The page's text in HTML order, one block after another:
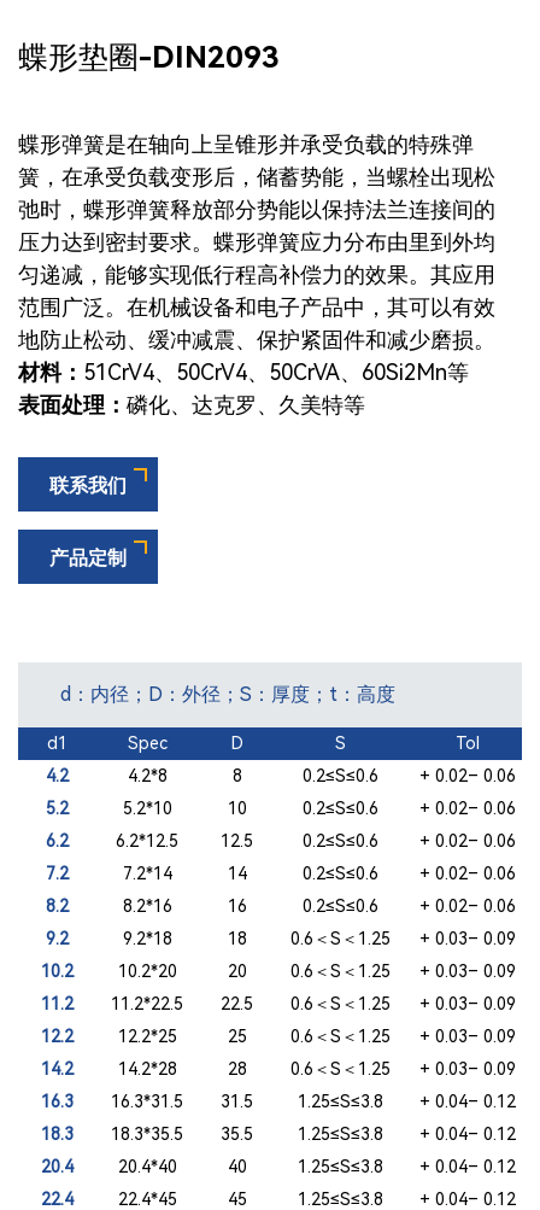
蝶形垫圈-DIN2093
蝶形弹簧是在轴向上呈锥形并承受负载的特殊弹
簧，在承受负载变形后，储蓄势能，当螺栓出现松
弛时，蝶形弹簧释放部分势能以保持法兰连接间的
压力达到密封要求。蝶形弹簧应力分布由里到外均
匀递减，能够实现低行程高补偿力的效果。其应用
范围广泛。在机械设备和电子产品中，其可以有效
地防止松动、缓冲减震、保护紧固件和减少磨损。
材料： 51CrV4、50CrV4、50CrVA、60Si2Mn等
表面处理： 磷化、达克罗、久美特等
联系我们
产品定制
d：内径；D：外径；S：厚度；t：高度
d1 Spec D S
Tol
4.2
4.2*8 8 0.2≤S≤0.6
+ 0.02– 0.06
5.2
5.2*10 10 0.2≤S≤0.6
+ 0.02– 0.06
6.2
6.2*12.5 12.5 0.2≤S≤0.6
+ 0.02– 0.06
7.2
7.2*14 14 0.2≤S≤0.6
+ 0.02– 0.06
8.2
8.2*16 16 0.2≤S≤0.6
+ 0.02– 0.06
9.2
9.2*18 18 0.6＜S＜1.25
+ 0.03– 0.09
10.2
10.2*20 20 0.6＜S＜1.25
+ 0.03– 0.09
11.2
11.2*22.5 22.5 0.6＜S＜1.25
+ 0.03– 0.09
12.2
12.2*25 25 0.6＜S＜1.25
+ 0.03– 0.09
14.2
14.2*28 28 0.6＜S＜1.25
+ 0.03– 0.09
16.3
16.3*31.5 31.5 1.25≤S≤3.8
+ 0.04– 0.12
18.3
18.3*35.5 35.5 1.25≤S≤3.8
+ 0.04– 0.12
20.4
20.4*40 40 1.25≤S≤3.8
+ 0.04– 0.12
22.4
22.4*45 45 1.25≤S≤3.8
+ 0.04– 0.12